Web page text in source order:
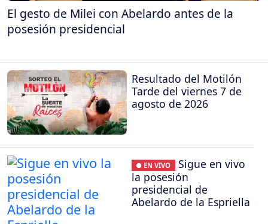
El gesto de Milei con Abelardo antes de la
posesión presidencial
Resultado del Motilón
Tarde del viernes 7 de
agosto de 2026
● EN VIVO
Sigue en vivo
la posesión
presidencial de
Abelardo de la Espriella